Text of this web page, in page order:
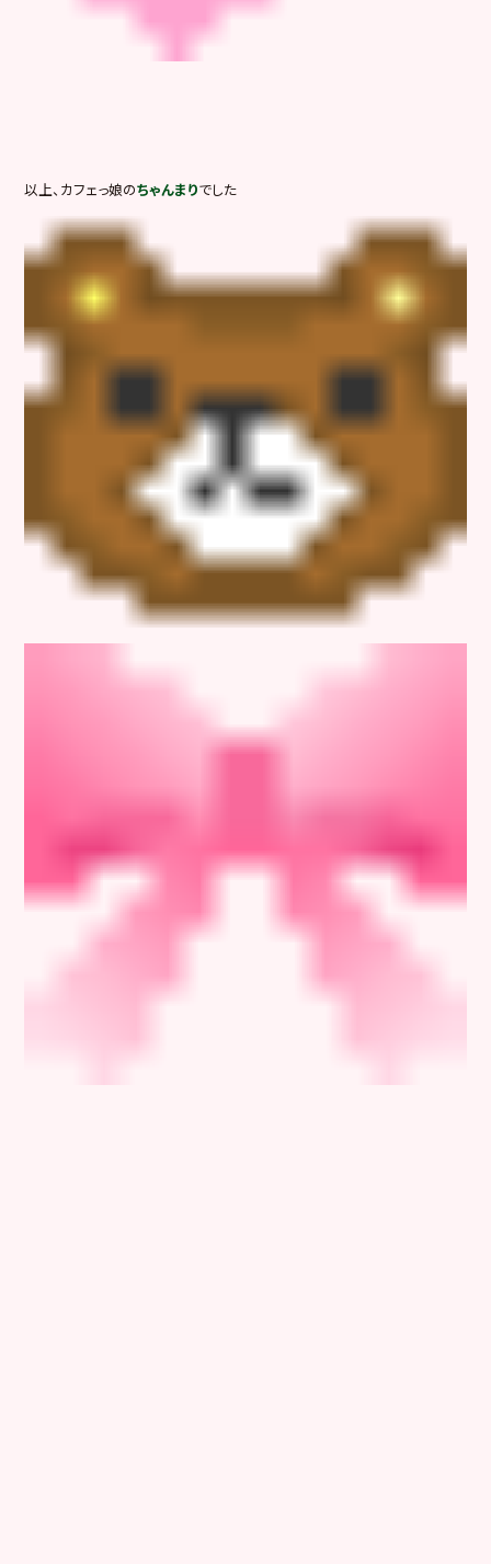
以上、カフェっ娘のちゃんまりでした